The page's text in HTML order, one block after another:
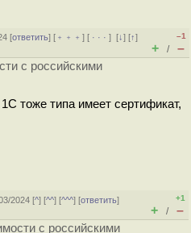
[ответить] [ ﹢﹢﹢] [ · · ·][↓] [↑]
–1
+ / –
с российскими
тоже типа имеет сертификат,
2024 [^] [^^] [^^^] [ответить]
+1
+ / –
с российскими